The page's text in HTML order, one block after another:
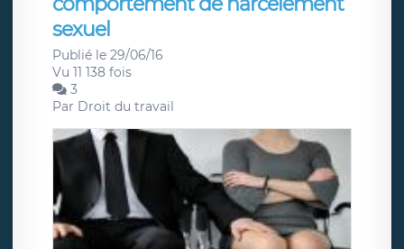
sexuel
Publié le 29/06/16
Vu 11 138 fois
3
Par Droit du travail